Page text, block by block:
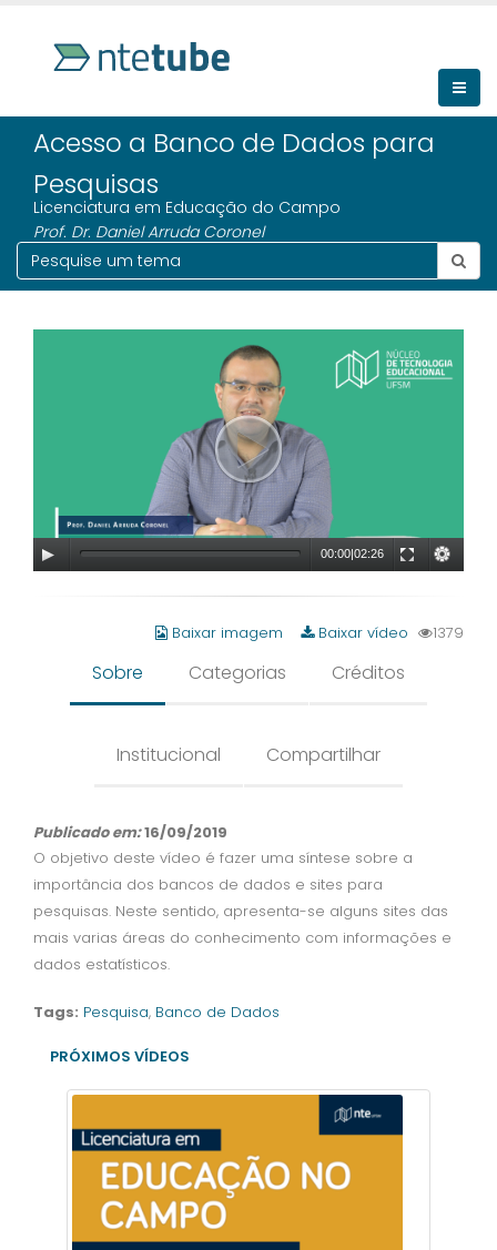
Acesso a Banco de Dados para
Pesquisas
Licenciatura em Educação do Campo
Prof. Dr. Daniel Arruda Coronel
00:00|02:26
Baixar imagem Baixar vídeo 1379
Sobre Categorias Créditos
Institucional Compartilhar
Publicado em:16/09/2019
O objetivo deste vídeo é fazer uma síntese sobre a
importância dos bancos de dados e sites para
pesquisas. Neste sentido, apresenta-se alguns sites das
mais varias áreas do conhecimento com informações e
dados estatísticos.
Tags: Pesquisa, Banco de Dados
PRÓXIMOS VÍDEOS